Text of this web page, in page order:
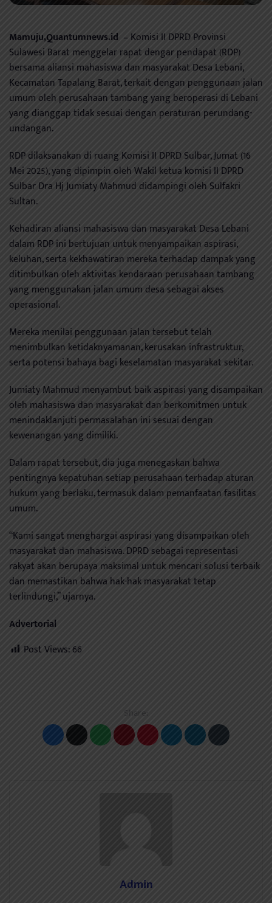
Mamuju,Quantumnews.id – Komisi II DPRD Provinsi
Sulawesi Barat menggelar rapat dengar pendapat (RDP)
bersama aliansi mahasiswa dan masyarakat Desa Lebani,
Kecamatan Tapalang Barat, terkait dengan penggunaan jalan
umum oleh perusahaan tambang yang beroperasi di Lebani
yang dianggap tidak sesuai dengan peraturan perundang-
undangan.
RDP dilaksanakan di ruang Komisi II DPRD Sulbar, Jumat (16
Mei 2025), yang dipimpin oleh Wakil ketua komisi II DPRD
Sulbar Dra Hj Jumiaty Mahmud didampingi oleh Sulfakri
Sultan.
Kehadiran aliansi mahasiswa dan masyarakat Desa Lebani
dalam RDP ini bertujuan untuk menyampaikan aspirasi,
keluhan, serta kekhawatiran mereka terhadap dampak yang
ditimbulkan oleh aktivitas kendaraan perusahaan tambang
yang menggunakan jalan umum desa sebagai akses
operasional.
Mereka menilai penggunaan jalan tersebut telah
menimbulkan ketidaknyamanan, kerusakan infrastruktur,
serta potensi bahaya bagi keselamatan masyarakat sekitar.
Jumiaty Mahmud menyambut baik aspirasi yang disampaikan
oleh mahasiswa dan masyarakat dan berkomitmen untuk
menindaklanjuti permasalahan ini sesuai dengan
kewenangan yang dimiliki.
Dalam rapat tersebut, dia juga menegaskan bahwa
pentingnya kepatuhan setiap perusahaan terhadap aturan
hukum yang berlaku, termasuk dalam pemanfaatan fasilitas
umum.
“Kami sangat menghargai aspirasi yang disampaikan oleh
masyarakat dan mahasiswa. DPRD sebagai representasi
rakyat akan berupaya maksimal untuk mencari solusi terbaik
dan memastikan bahwa hak-hak masyarakat tetap
terlindungi,” ujarnya.
Advertorial
Post Views:66
Share:
Admin